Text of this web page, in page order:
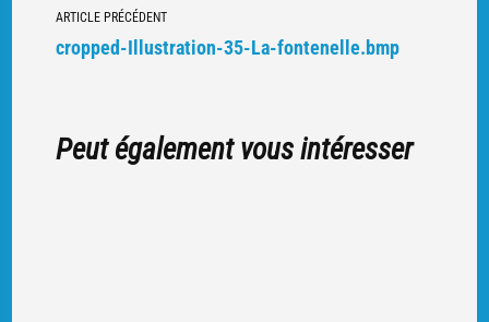
Navigation
vers
ARTICLE PRÉCÉDENT
cropped-Illustration-35-La-fontenelle.bmp
Peut également vous intéresser